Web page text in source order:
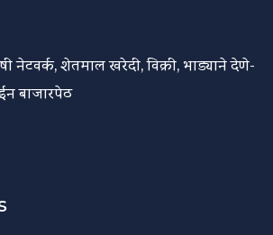
नेटवर्क, शेतमाल खरेदी, विक्री, भाड्याने देणे-
बाजारपेठ